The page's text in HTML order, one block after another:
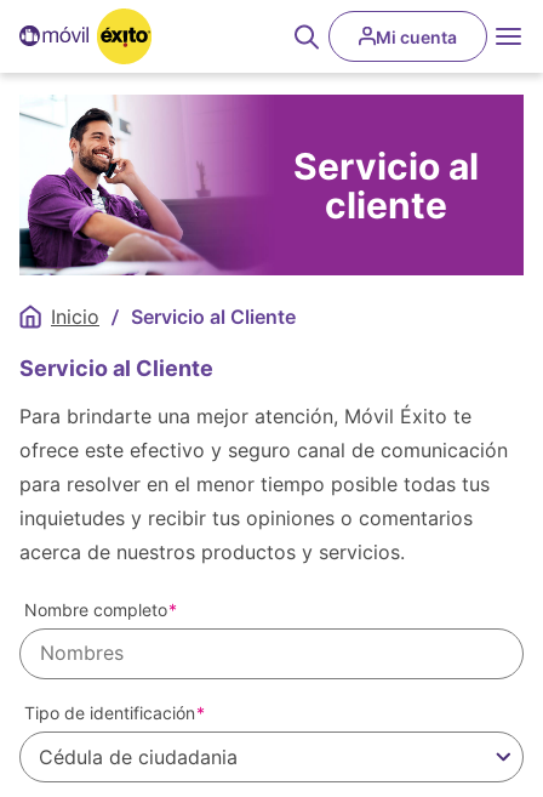
principal
Abrir
buscador
User
account
menu
Mi cuenta
Servicio al
cliente
Sobrescribir
de
ayuda
la
navegación
Inicio Servicio al Cliente
Servicio al Cliente
Para brindarte una mejor atención, Móvil Éxito te
ofrece este efectivo y seguro canal de comunicación
para resolver en el menor tiempo posible todas tus
inquietudes y recibir tus opiniones o comentarios
acerca de nuestros productos y servicios.
Nombre completo
Tipo de identificación
Cédula de ciudadania